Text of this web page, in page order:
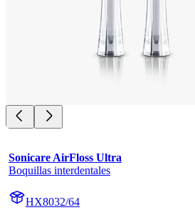
Sonicare AirFloss Ultra
Boquillas interdentales
HX8032/64